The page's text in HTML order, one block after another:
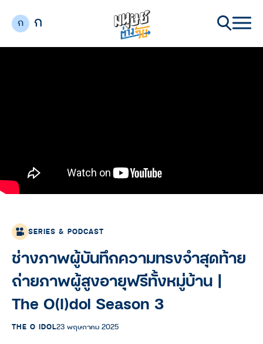
ก ก
SERIES & PODCAST
ช่างภาพผู้บันทึกความทรงจำสุดท้าย
ถ่ายภาพผู้สูงอายุฟรีทั้งหมู่บ้าน |
The O(I)dol Season 3
THE O IDOL23 พฤษภาคม 2025